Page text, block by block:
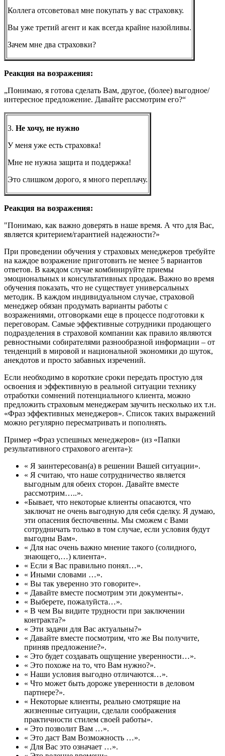
Коллега отсоветовал мне покупать у вас страховку.
Вы уже третий агент и как всегда крайне назойливы.
Зачем мне два страховки?
Реакция на возражения:
„Понимаю, я готова сделать Вам, другое, (более) выгодное/
интересное предложение. Давайте рассмотрим его?“
3. Не хочу, не нужно
У меня уже есть страховка!
Мне не нужна защита и поддержка!
Это слишком дорого, я много переплачу.
Реакция на возражения:
"Понимаю, как важно доверять в наше время. А что для Вас,
является критерием/гарантией надежности?»
При проведении обучения у страховых менеджеров требуйте
на каждое возражение приготовить не менее 5 вариантов
ответов. В каждом случае комбинируйте приемы
эмоциональных и консультативных продаж. Важно во время
обучения показать, что не существует универсальных
методик. В каждом индивидуальном случае, страховой
менеджер обязан продумать варианты работы с
возражениями, отговорками еще в процессе подготовки к
переговорам. Самые эффективные сотрудники продающего
подразделения в страховой компании как правило являются
ревностными собирателями разнообразной информации – от
тенденций в мировой и национальной экономики до шуток,
анекдотов и просто забавных изречений.
Если необходимо в короткие сроки передать простую для
освоения и эффективную в реальной ситуации технику
отработки сомнений потенциального клиента, можно
предложить страховым менеджерам заучить несколько их т.н.
«Фраз эффективных менеджеров». Список таких выражений
можно регулярно пересматривать и пополнять.
Пример «Фраз успешных менеджеров» (из «Папки
результативного страхового агента»):
« Я заинтересован(а) в решении Вашей ситуации».
« Я считаю, что наше сотрудничество является
выгодным для обеих сторон. Давайте вместе
рассмотрим…..».
«Бывает, что некоторые клиенты опасаются, что
заключат не очень выгодную для себя сделку. Я думаю,
эти опасения беспочвенны. Мы сможем с Вами
сотрудничать только в том случае, если условия будут
выгодны Вам».
« Для нас очень важно мнение такого (солидного,
знающего,…) клиента».
« Если я Вас правильно понял…».
« Иными словами …».
« Вы так уверенно это говорите».
« Давайте вместе посмотрим эти документы».
« Выберете, пожалуйста…».
« В чем Вы видите трудности при заключении
контракта?»
« Эти задачи для Вас актуальны?»
« Давайте вместе посмотрим, что же Вы получите,
приняв предложение?».
« Это будет создавать ощущение уверенности…».
« Это похоже на то, что Вам нужно?».
« Наши условия выгодно отличаются…».
« Что может быть дороже уверенности в деловом
партнере?».
« Некоторые клиенты, реально смотрящие на
жизненные ситуации, сделали соображения
практичности стилем своей работы».
« Это позволит Вам …».
« Это даст Вам Возможность …».
« Для Вас это означает …».